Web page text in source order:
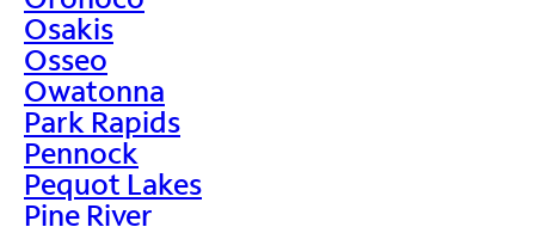
Osakis
Osseo
Owatonna
Park Rapids
Pennock
Pequot Lakes
Pine River